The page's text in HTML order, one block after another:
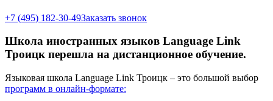
+7 (495) 182-30-49Заказать звонок
Школа иностранных языков Language Link
Троицк перешла на дистанционное обучение.
Языковая школа Language Link Троицк – это большой выбор
программ в онлайн-формате: